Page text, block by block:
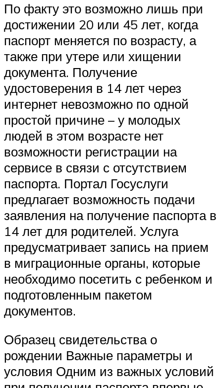
По факту это возможно лишь при
достижении 20 или 45 лет, когда
паспорт меняется по возрасту, а
также при утере или хищении
документа. Получение
удостоверения в 14 лет через
интернет невозможно по одной
простой причине – у молодых
людей в этом возрасте нет
возможности регистрации на
сервисе в связи с отсутствием
паспорта. Портал Госуслуги
предлагает возможность подачи
заявления на получение паспорта в
14 лет для родителей. Услуга
предусматривает запись на прием
в миграционные органы, которые
необходимо посетить с ребенком и
подготовленным пакетом
документов.
Образец свидетельства о
рождении Важные параметры и
условия Одним из важных условий